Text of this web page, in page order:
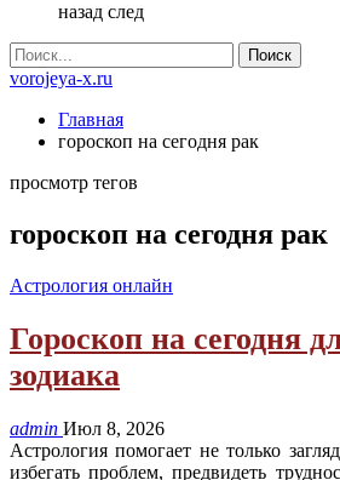
назад след
vorojeya-x.ru
Главная
гороскоп на сегодня рак
просмотр тегов
гороскоп на сегодня рак
Астрология онлайн
Гороскоп на сегодня
зодиака
admin Июл 8, 2026
Астрология помогает не только
избегать проблем, предвидеть